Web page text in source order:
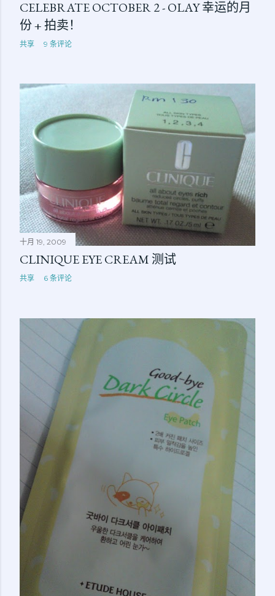
CELEBRATE OCTOBER 2 - OLAY 幸运的月
份 + 拍卖！
共享 9 条评论
十月 19, 2009
CLINIQUE EYE CREAM 测试
共享 6 条评论